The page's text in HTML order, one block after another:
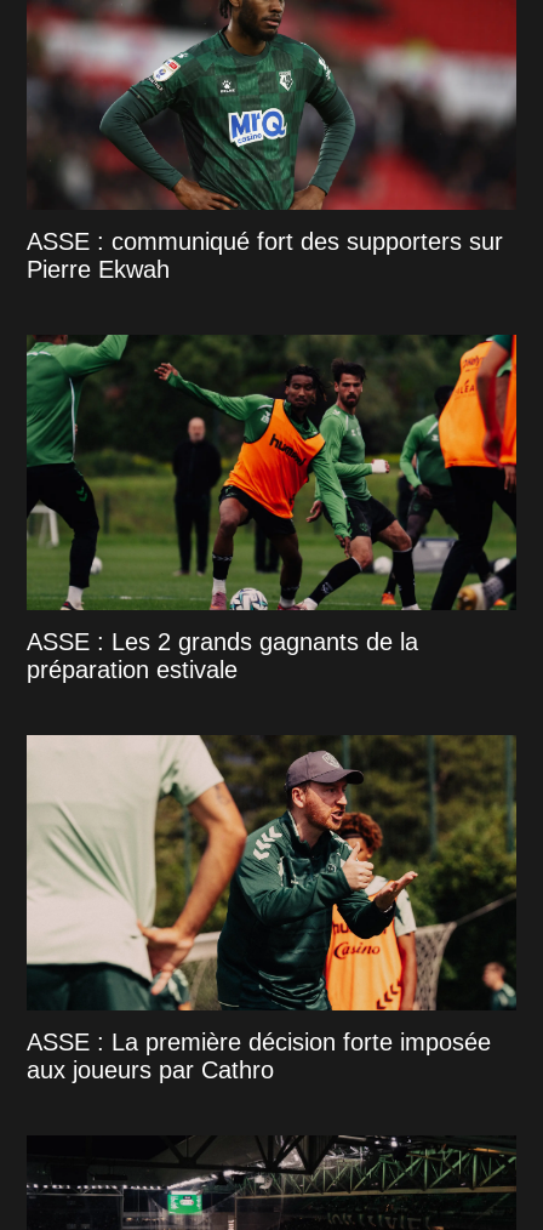
ASSE : communiqué fort des supporters sur
Pierre Ekwah
ASSE : Les 2 grands gagnants de la
préparation estivale
ASSE : La première décision forte imposée
aux joueurs par Cathro